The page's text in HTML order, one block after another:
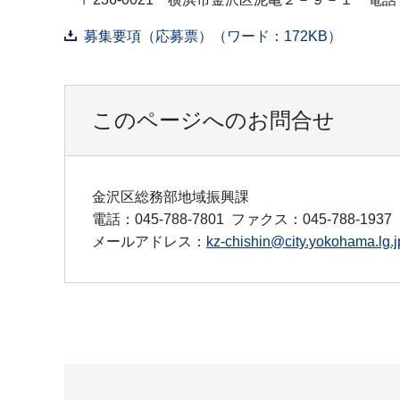
募集要項（応募票）（ワード：172KB）
このページへのお問合せ
金沢区総務部地域振興課
電話：045-788-7801 ファクス：045-788-1937
メールアドレス： kz-